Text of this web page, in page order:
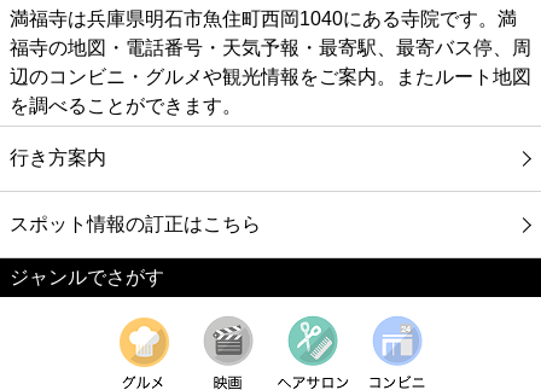
満福寺は兵庫県明石市魚住町西岡1040にある寺院です。満
福寺の地図・電話番号・天気予報・最寄駅、最寄バス停、周
辺のコンビニ・グルメや観光情報をご案内。またルート地図
を調べることができます。
行き方案内
スポット情報の訂正はこちら
ジャンルでさがす